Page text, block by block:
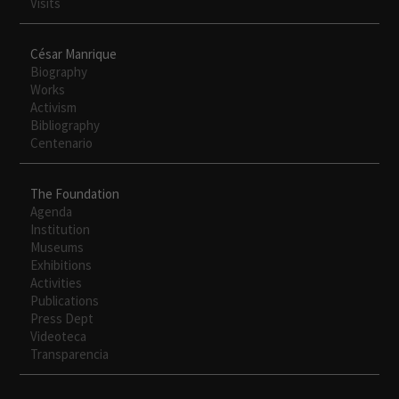
César Manrique
Biography
Works
Activism
Bibliography
Centenario
The Foundation
Agenda
Institution
Museums
Exhibitions
Activities
Publications
Press Dept
Videoteca
Transparencia
rechaza estas